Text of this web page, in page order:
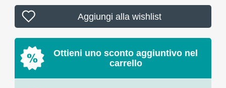
Aggiungi alla wishlist
Ottieni uno sconto aggiuntivo nel
carrello